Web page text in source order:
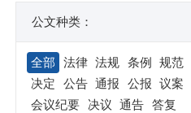
公文种类：
全部 法律 法规 条例 规范
决定
公告 通报 公报 议案
会议纪要
决议 通告 答复